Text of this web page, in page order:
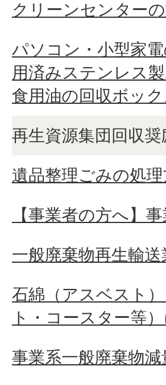
クリーンセンター
パソコン・小型家
用済みステンレス
食用油の回収ボック
再生資源集団回収奨
遺品整理ごみの処
【事業者の方へ】
一般廃棄物再生輸
石綿（アスベスト
ト・コースター等
事業系一般廃棄物